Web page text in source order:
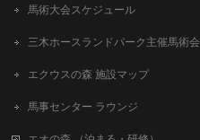
馬術大会スケジュール
三木ホースランドパーク主催馬術会
エクウスの森 施設マップ
馬事センター ラウンジ